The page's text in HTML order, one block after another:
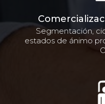
Segmentación,
estados de ánimo